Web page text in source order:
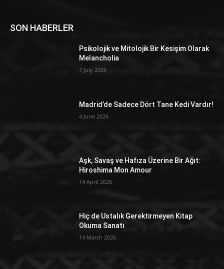
SON HABERLER
Psikolojik ve Mitolojik Bir Kesişim Olarak
Melancholia
7 July 2026
Madrid’de Sadece Dört Tane Kedi Vardır!
4 June 2026
Aşk, Savaş ve Hafıza Üzerine Bir Ağıt:
Hiroshima Mon Amour
14 April 2026
Hiç de Ustalık Gerektirmeyen Kitap
Okuma Sanatı
14 March 2026